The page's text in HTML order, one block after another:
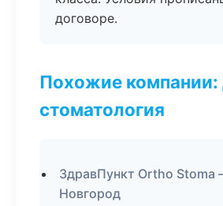
договоре.
Похожие компании:
стоматология
ЗдравПункт Ortho
Новгород